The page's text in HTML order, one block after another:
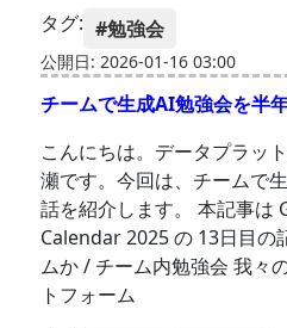
タグ: #勉強会
公開日: 2026-01-16 03:00
チームで生成AI勉強会を半
こんにちは。データプラッ
瀬です。今回は、チームで
話を紹介します。 本記事は
Calendar 2025 の 13日目の
ムか / チーム内勉強会 我々
トフォーム